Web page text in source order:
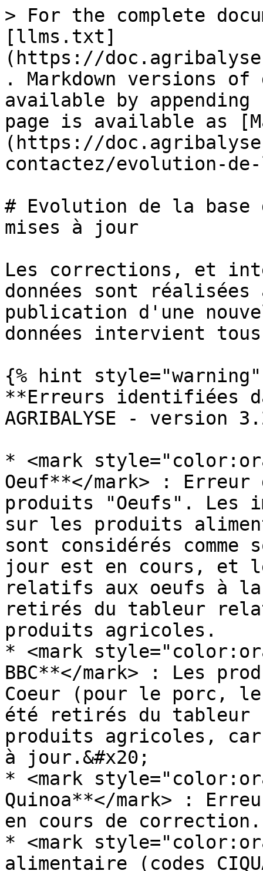
> For the complete
[llms.txt]
(https://
. Markdown versions of
available by
page is available as
(https://
contactez/evolution-de-
# Evolution de la base
mises à jour
Les corrections, et
données sont
publication d'une
données intervient
{% hint style="warning"
**Erreurs identifiées
AGRIBALYSE - version
* <mark
Oeuf**</mark> :
produits "Oeufs". Les
sur les produits
sont considérés comme
jour est en cours, et
relatifs aux oeufs à
retirés du tableur
produits agricoles.
* <mark
BBC**</mark> : Les
Coeur (pour le porc,
été retirés du tableur
produits agricoles,
à jour.&#x20;
* <mark
Quinoa**</mark> :
en cours de correction.
* <mark
alimentaire (codes